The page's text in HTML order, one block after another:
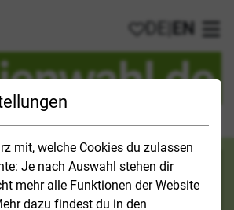
mit, welche Cookies du zulassen
Je nach Auswahl stehen dir
mehr alle Funktionen der Website
dazu findest du in den
My favorites
DE EN